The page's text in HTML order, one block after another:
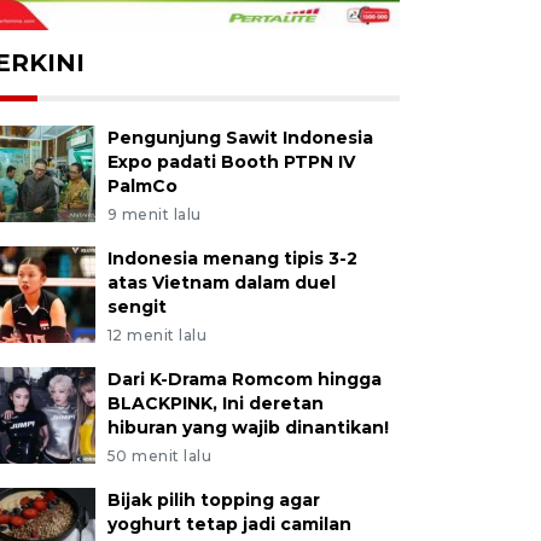
Pengunjung Sawit Indonesia
Expo padati Booth PTPN IV
PalmCo
9 menit lalu
Indonesia menang tipis 3-2
atas Vietnam dalam duel
sengit
12 menit lalu
Dari K-Drama Romcom hingga
BLACKPINK, Ini deretan
hiburan yang wajib dinantikan!
50 menit lalu
Bijak pilih topping agar
yoghurt tetap jadi camilan